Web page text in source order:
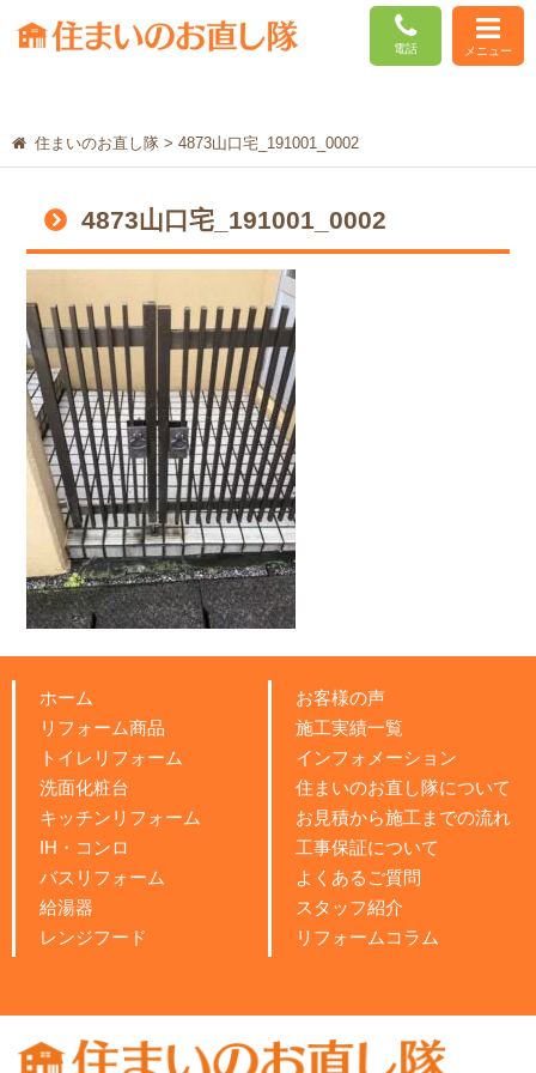
電話 メニュー
住まいのお直し隊> 4873山口宅_191001_0002
4873山口宅_191001_0002
ホーム
リフォーム商品
トイレリフォーム
洗面化粧台
キッチンリフォーム
IH・コンロ
バスリフォーム
給湯器
レンジフード
お客様の声
施工実績一覧
インフォメーション
住まいのお直し隊について
お見積から施工までの流れ
工事保証について
よくあるご質問
スタッフ紹介
リフォームコラム